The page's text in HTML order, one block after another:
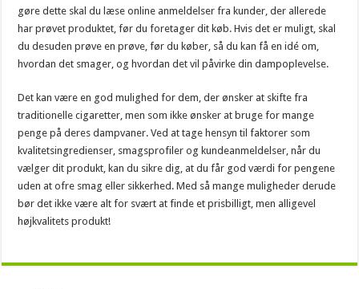
gøre dette skal du læse online anmeldelser fra kunder, der allerede
har prøvet produktet, før du foretager dit køb. Hvis det er muligt, skal
du desuden prøve en prøve, før du køber, så du kan få en idé om,
hvordan det smager, og hvordan det vil påvirke din dampoplevelse.
Det kan være en god mulighed for dem, der ønsker at skifte fra
traditionelle cigaretter, men som ikke ønsker at bruge for mange
penge på deres dampvaner. Ved at tage hensyn til faktorer som
kvalitetsingredienser, smagsprofiler og kundeanmeldelser, når du
vælger dit produkt, kan du sikre dig, at du får god værdi for pengene
uden at ofre smag eller sikkerhed. Med så mange muligheder derude
bør det ikke være alt for svært at finde et prisbilligt, men alligevel
højkvalitets produkt!